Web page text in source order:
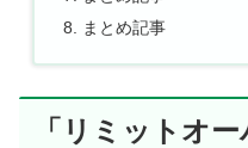
まとめ記事
「リミットオ